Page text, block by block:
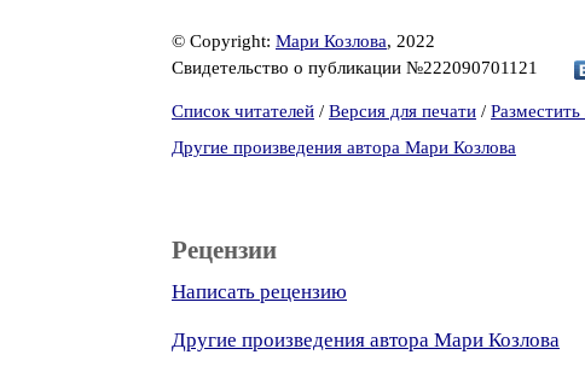
© Copyright: Мари Козлова, 2022
Свидетельство о публикации №222090701121
Список читателей / Версия для печати / Разместить
Другие произведения автора Мари Козлова
Рецензии
Написать рецензию
Другие произведения автора Мари Козлова